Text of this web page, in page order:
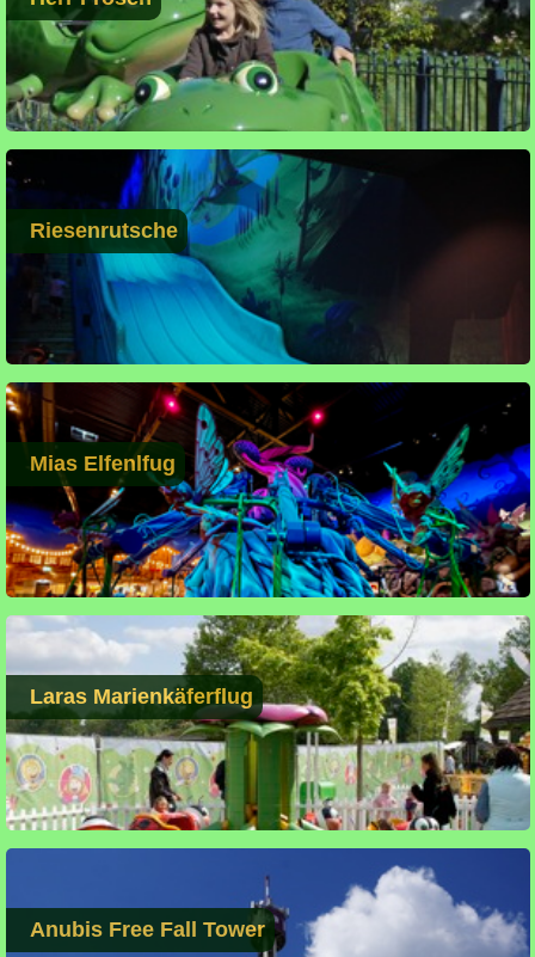
Riesenrutsche
Mias Elfenlfug
Laras Marienkäferflug
Anubis Free Fall Tower